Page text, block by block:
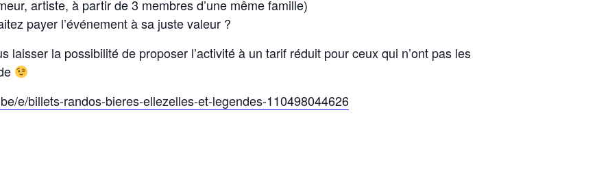
artiste, à partir de 3 membres d’une même famille)
payer l’événement à sa juste valeur ?
laisser la possibilité de proposer l’activité à un tarif réduit pour ceux qui n’ont pas les
e/billets-randos-bieres-ellezelles-et-legendes-110498044626